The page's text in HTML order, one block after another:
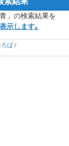
」の検索結果を
示します｡
ば /